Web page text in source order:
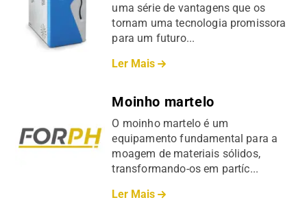
uma série de vantagens que os
tornam uma tecnologia promissora
para um futuro...
Ler Mais
Moinho martelo
O moinho martelo é um
equipamento fundamental para a
moagem de materiais sólidos,
transformando-os em partíc...
Ler Mais